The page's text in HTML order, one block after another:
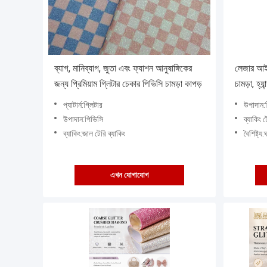
ব্যাগ, মানিব্যাগ, জুতা এবং ফ্যাশন আনুষাঙ্গিকের
জন্য প্রিমিয়াম গ্লিটার চেকার পিভিসি চামড়া কাপড়
প্যাটার্ন:গ্লিটার
উপাদান:পিভিসি
ব্যাকিং:জাল টেরি ব্যাকিং
এখন যোগাযোগ
লেজার
চামড়া,
চামড়া
ব্যাকিং